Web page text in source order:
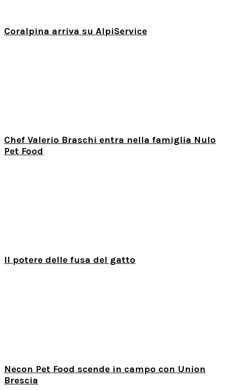
Coralpina arriva su AlpiService
Chef Valerio Braschi entra nella famiglia Nulo
Pet Food
Il potere delle fusa del gatto
Necon Pet Food scende in campo con Union
Brescia